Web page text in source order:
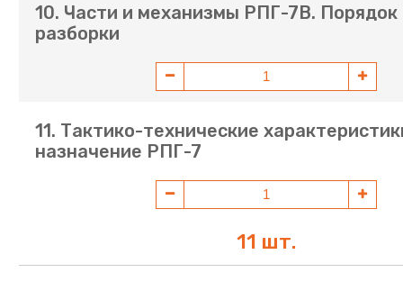
10. Части и механизмы РПГ-7В. Порядок
разборки
11. Тактико-технические
назначение РПГ-7
11 шт.